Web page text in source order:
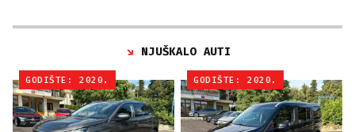
NJUŠKALO AUTI
GODIŠTE: 2020. GODIŠTE: 2020.